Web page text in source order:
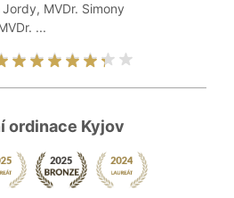
MVDr. Simony
...
ordinace Kyjov